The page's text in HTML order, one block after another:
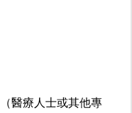
醫療人士或其他專